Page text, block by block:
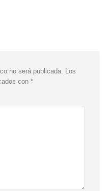
no será publicada. Los
con *